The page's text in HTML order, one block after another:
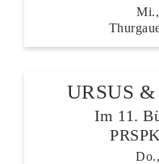
URSUS
Im 11.